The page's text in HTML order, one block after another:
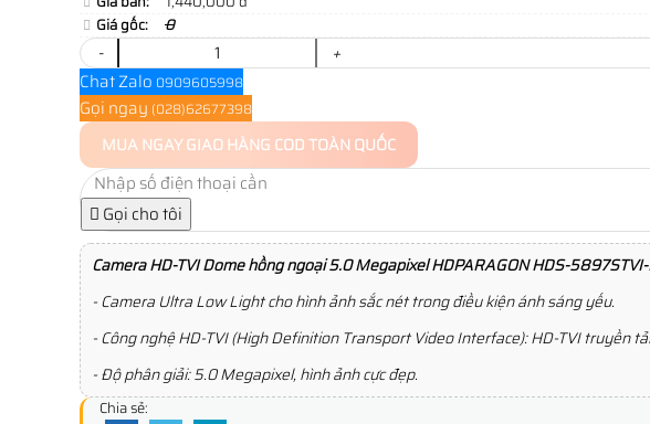
Giá gốc:
0
-
+
Chat Zalo 0909605998
Gọi ngay (028)62677398
MUA NGAYGIAO HÀNG COD TOÀN QUỐC
Gọi cho tôi
Camera HD-TVI Domehồng ngoại 5.0 Megapixel HDPARAGON HDS-
- Camera Ultra Low Light cho hình ảnh sắc nét trong điều kiện ánh sáng yếu.
- Công nghệ HD-TVI (High Definition Transport Video Interface): HD-TVI truyền
- Độ phân giải: 5.0 Megapixel, hình ảnh cực đẹp.
Chia sẻ: